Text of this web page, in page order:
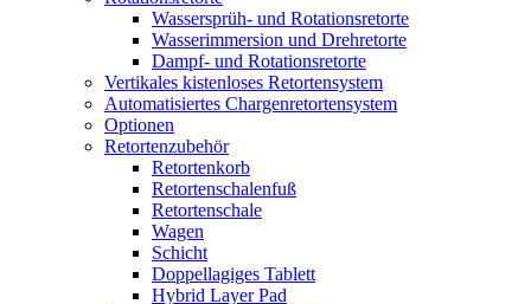
Wassersprüh- und Rotationsretorte
Wasserimmersion und Drehretorte
Dampf- und Rotationsretorte
Vertikales kistenloses Retortensystem
Automatisiertes Chargenretortensystem
Optionen
Retortenzubehör
Retortenkorb
Retortenschalenfuß
Retortenschale
Wagen
Schicht
Doppellagiges Tablett
Hybrid Layer Pad